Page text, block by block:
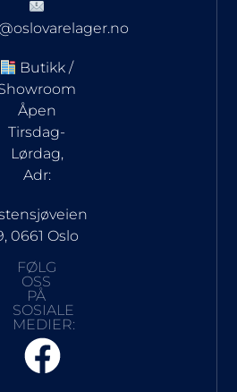
Butikk /
Åpen
Tirsdag-
Lørdag,
Adr:
0661 Oslo
FØLG
OSS
PÅ
SOSIALE
MEDIER: